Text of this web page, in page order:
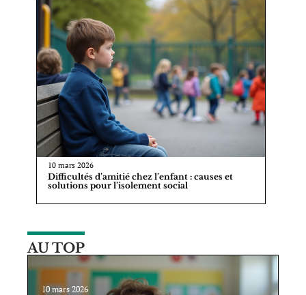
10 mars 2026
Difficultés d’amitié chez l’enfant : causes et
solutions pour l’isolement social
AU TOP
10 mars 2026